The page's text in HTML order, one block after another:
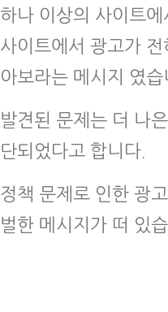
하나 이상의 사이트
사이트에서 광고가
아보라는 메시지 였습
발견된 문제는 더 나
단되었다고 합니다.
정책 문제로 인한 광
벌한 메시지가 떠 있